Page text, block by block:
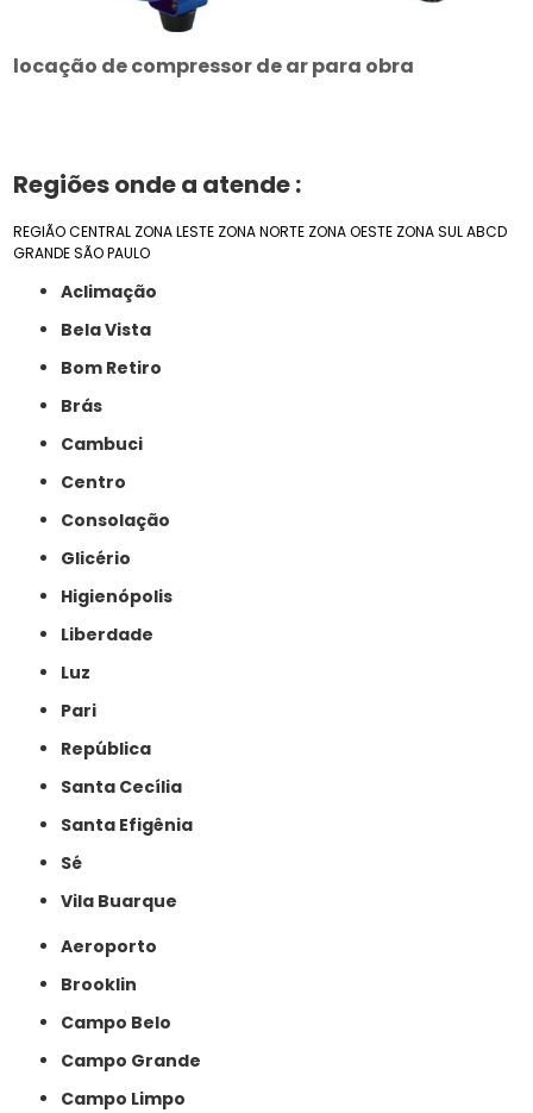
locação de compressor de ar para obra
Regiões onde a atende :
REGIÃO CENTRAL ZONA LESTE ZONA NORTE ZONA OESTE ZONA SULABCD
GRANDE SÃO PAULO
Aclimação
Bela Vista
Bom Retiro
Brás
Cambuci
Centro
Consolação
Glicério
Higienópolis
Liberdade
Luz
Pari
República
Santa Cecília
Santa Efigênia
Sé
Vila Buarque
Aeroporto
Brooklin
Campo Belo
Campo Grande
Campo Limpo